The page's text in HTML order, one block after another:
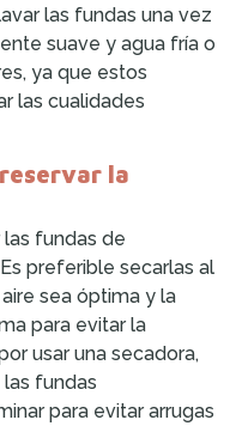
las fundas una vez
suave y agua fría o
ya que estos
las cualidades
la
las fundas de
preferible secarlas al
sea óptima y la
para evitar la
usar una secadora,
fundas
para evitar arrugas